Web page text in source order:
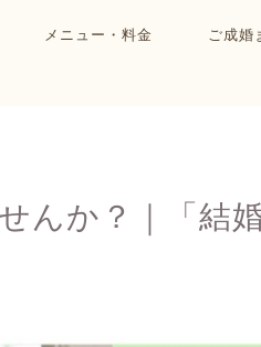
メニュー・料金 ご成婚
んか？｜「結